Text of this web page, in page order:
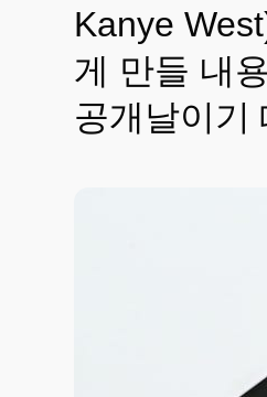
Kanye
게 만들 내
공개날이기